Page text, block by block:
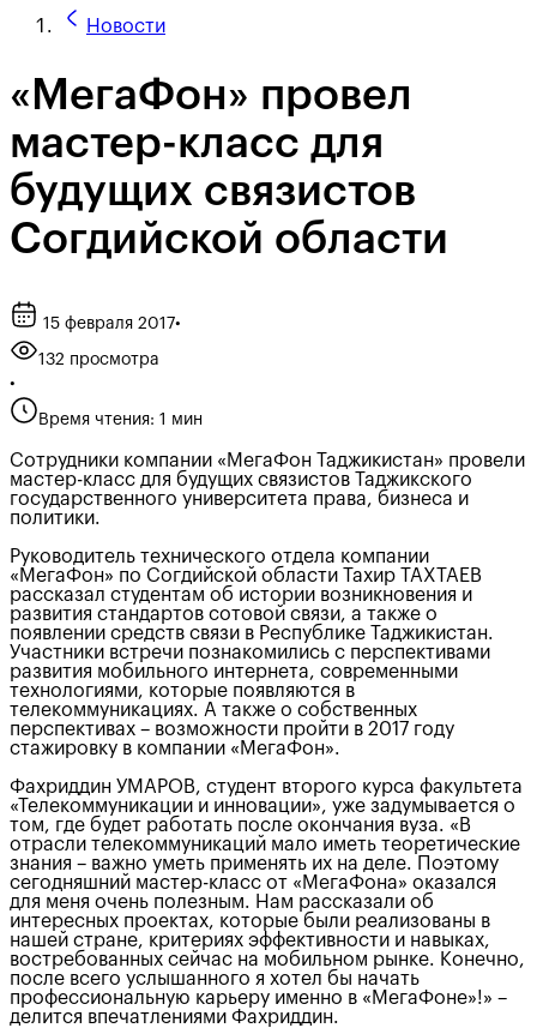
Новости
«МегаФон» провел
мастер-класс для
будущих связистов
Согдийской области
15 февраля 2017•
132 просмотра
•
Время чтения: 1 мин
Сотрудники компании «МегаФон Таджикистан» провели
мастер-класс для будущих связистов Таджикского
государственного университета права, бизнеса и
политики.
Руководитель технического отдела компании
«МегаФон» по Согдийской области Тахир ТАХТАЕВ
рассказал студентам об истории возникновения и
развития стандартов сотовой связи, а также о
появлении средств связи в Республике Таджикистан.
Участники встречи познакомились с перспективами
развития мобильного интернета, современными
технологиями, которые появляются в
телекоммуникациях. А также о собственных
перспективах – возможности пройти в 2017 году
стажировку в компании «МегаФон».
Фахриддин УМАРОВ, студент второго курса факультета
«Телекоммуникации и инновации», уже задумывается о
том, где будет работать после окончания вуза. «В
отрасли телекоммуникаций мало иметь теоретические
знания – важно уметь применять их на деле. Поэтому
сегодняшний мастер-класс от «МегаФона» оказался
для меня очень полезным. Нам рассказали об
интересных проектах, которые были реализованы в
нашей стране, критериях эффективности и навыках,
востребованных сейчас на мобильном рынке. Конечно,
после всего услышанного я хотел бы начать
профессиональную карьеру именно в «МегаФоне»!» –
делится впечатлениями Фахриддин.